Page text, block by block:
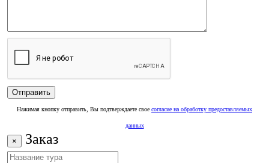
Нажимая кнопку отправить, Вы подтверждаете свое согласие на обработку предоставляемых
данных
× Заказ